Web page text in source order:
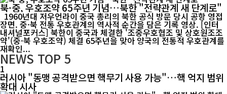
북·중, 우호조약 65주년 기념…북한 "전략관계 새 단계로"
장면. 중·북 전통 우호관계의 역사적 순간을 담은 기록 영상. [인터
내셔널포커스] 북한이 중국과 체결한 '조중우호협조 및 상호원조조
약'(중·북 우호조약) 체결 65주년을 맞아 양국의 전통적 우호관계를
재확인...
NEWS TOP 5
1
러시아 "동맹 공격받으면 핵무기 사용 가능"…핵 억지 범위
확대 시사